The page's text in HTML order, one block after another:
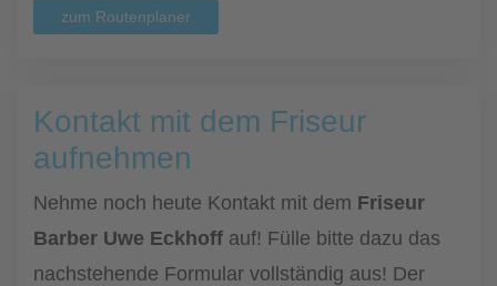
zum Routenplaner
Kontakt mit dem Friseur
aufnehmen
Nehme noch heute Kontakt mit dem Friseur
Barber Uwe Eckhoff auf! Fülle bitte dazu das
nachstehende Formular vollständig aus! Der